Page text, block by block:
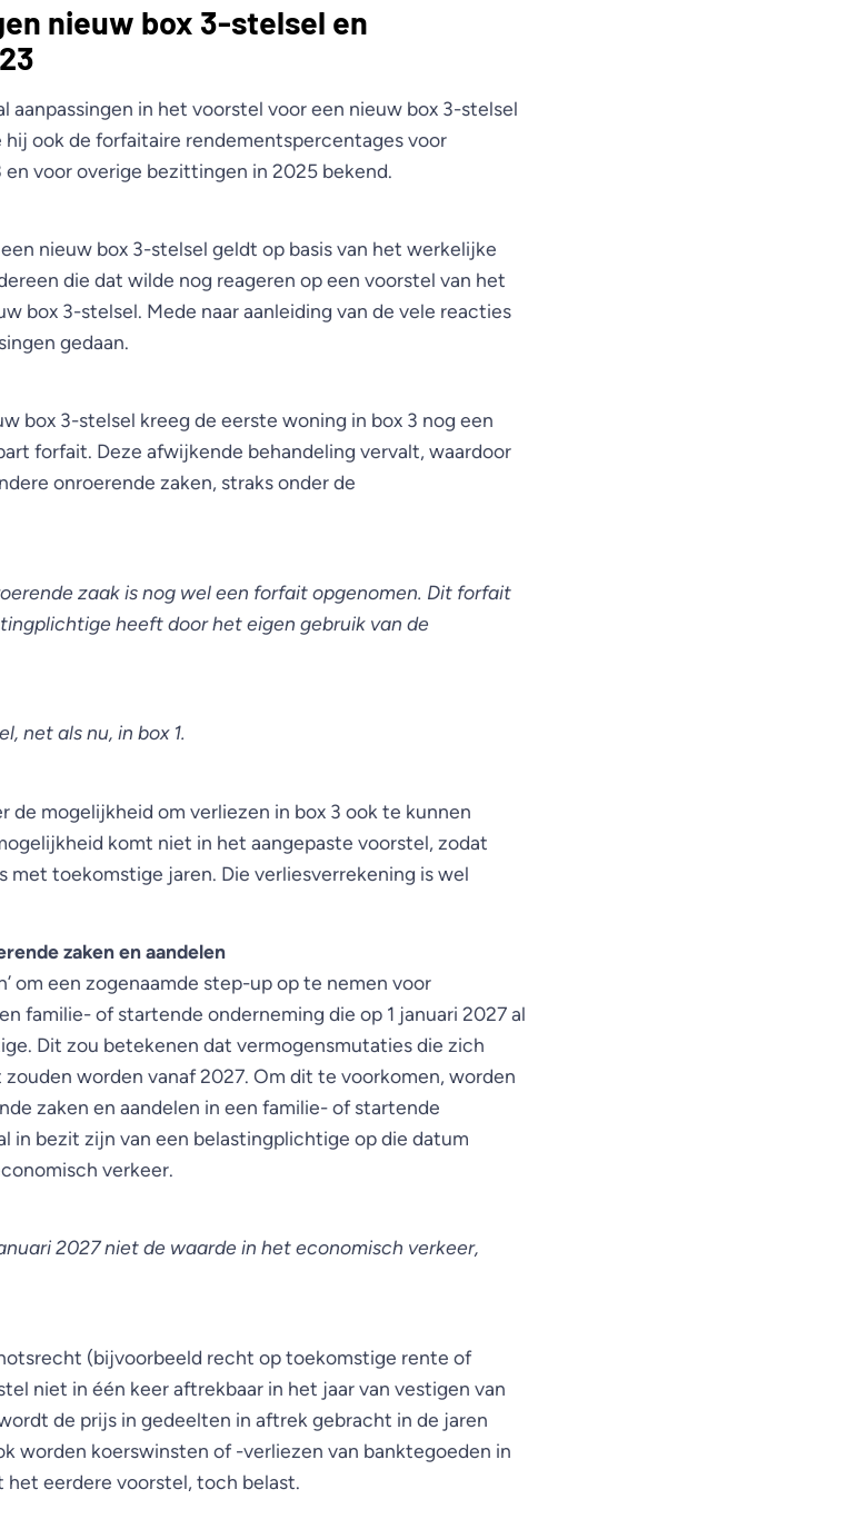
nieuw box 3-stelsel en
aanpassingen in het voorstel voor een nieuw box 3-stelsel
hij ook de forfaitaire rendementspercentages voor
voor overige bezittingen in 2025 bekend.
nieuw box 3-stelsel geldt op basis van het werkelijke
die dat wilde nog reageren op een voorstel van het
box 3-stelsel. Mede naar aanleiding van de vele reacties
gedaan.
box 3-stelsel kreeg de eerste woning in box 3 nog een
forfait. Deze afwijkende behandeling vervalt, waardoor
onroerende zaken, straks onder de
zaak is nog wel een forfait opgenomen. Dit forfait
heeft door het eigen gebruik van de
net als nu, in box 1.
de mogelijkheid om verliezen in box 3 ook te kunnen
komt niet in het aangepaste voorstel, zodat
met toekomstige jaren. Die verliesverrekening is wel
zaken en aandelen
om een zogenaamde step-up op te nemen voor
familie- of startende onderneming die op 1 januari 2027 al
Dit zou betekenen dat vermogensmutaties die zich
worden vanaf 2027. Om dit te voorkomen, worden
zaken en aandelen in een familie- of startende
in bezit zijn van een belastingplichtige op die datum
verkeer.
2027 niet de waarde in het economisch verkeer,
(bijvoorbeeld recht op toekomstige rente of
niet in één keer aftrekbaar in het jaar van vestigen van
de prijs in gedeelten in aftrek gebracht in de jaren
worden koerswinsten of -verliezen van banktegoeden in
eerdere voorstel, toch belast.